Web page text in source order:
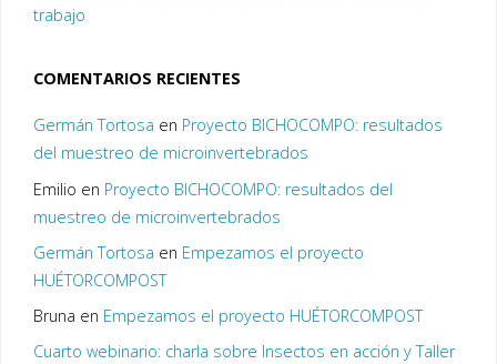
trabajo
COMENTARIOS RECIENTES
Germán Tortosa en Proyecto BICHOCOMPO: resultados
del muestreo de microinvertebrados
Emilio en Proyecto BICHOCOMPO: resultados del
muestreo de microinvertebrados
Germán Tortosa en Empezamos el proyecto
HUÉTORCOMPOST
Bruna en Empezamos el proyecto HUÉTORCOMPOST
Cuarto webinario: charla sobre Insectos en acción y Taller